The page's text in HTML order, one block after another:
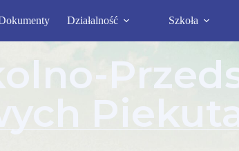
Działalność Szkoła